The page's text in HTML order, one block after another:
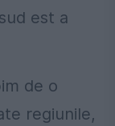
est a
de o
regiunile,